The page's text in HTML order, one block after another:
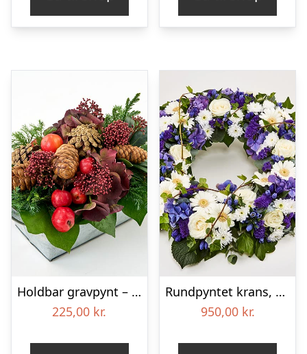
Holdbar gravpynt – Blomster til begravelse
225,00 kr.
Rundpyntet krans, blå og hvid – Blomster til begravelse
950,00 kr.